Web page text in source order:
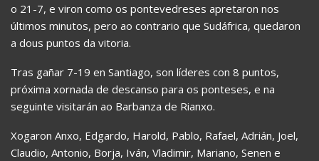
o 21-7, e viron como os pontevedreses apretaron nos
últimos minutos, pero ao contrario que Sudáfrica, quedaron
a dous puntos da vitoria.
Tras gañar 7-19 en Santiago, son líderes con 8 puntos,
próxima xornada de descanso para os ponteses, e na
seguinte visitarán ao Barbanza de Rianxo.
Xogaron Anxo, Edgardo, Harold, Pablo, Rafael, Adrián, Joel,
Claudio, Antonio, Borja, Iván, Vladimir, Mariano, Senen e